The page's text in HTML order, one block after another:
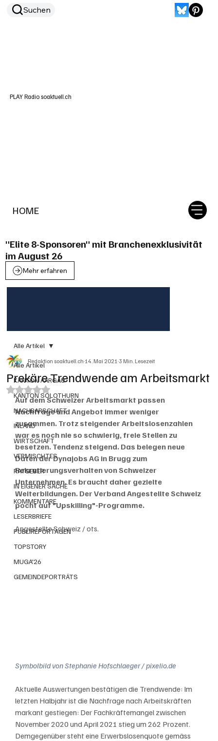
HOME
Suchen
PLAY Radio soaktuell.ch
"Elite 8-Sponsoren" mit Branchenexklusivität
im August 26
Mehr erfahren
Alle Artikel
KANTON AARGAU
KANTON SOLOTHURN
NACHBARSCHAFT
INLAND
WIRTSCHAFT
VERMISCHTES
RATGEBER
IN EIGENER SACHE
KOMMENTARE
LESERBRIEFE
PUBLIREPORTAGEN
TOPSTORY
MUGA'26
GEMEINDEPORTRÄTS
Alle Artikel
Prekäre Trendwende am Arbeitsmarkt
Redaktion soaktuell.ch14. Mai 20213 Min. Lesezeit
Mit NaN von 5 Sternen bewertet.
Auf dem Schweizer Arbeitsmarkt passen
Nachfrage und Angebot immer weniger
zusammen. Trotz steigender Arbeitslosenzahlen
war es noch nie so schwierig, freie Stellen zu
besetzen. Tendenz steigend. Das belegen neue
Daten der Dynajobs AG in Brugg zum
Rekrutierungsverhalten von Schweizer
Unternehmen. Es braucht daher gezielte
Weiterbildungen. Der Verband Angestellte Schweiz
pocht auf "Upskilling"-Programme.
Angestellte Schweiz / ots.
Symbolbild von Stephanie Hofschlaeger / pixelio.de
Aktuelle Auswertungen bestätigen die Trendwende: Im
letzten Halbjahr ist die Nachfrage nach Arbeitskräften
markant gestiegen: Der Fachkräftemangel zwischen
November 2020 und April 2021 stieg um 262 Prozent.
Demgegenüber steht eine Erwerbslosenquote gemäss